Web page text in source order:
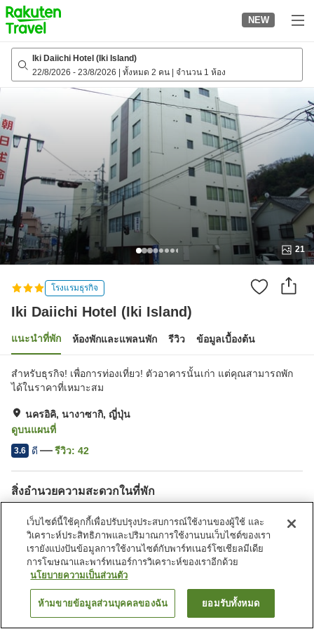
to
top
page
NEW
Iki Daiichi Hotel (Iki Island)
22/8/2026 - 23/8/2026 ทั้งหมด 2 คน จำนวน 1 ห้อง
21
โรงแรมธุรกิจ
Iki Daiichi Hotel (Iki Island)
แนะนำที่พัก ห้องพักและแพลนพัก รีวิว ข้อมูลเบื้องต้น
สำหรับธุรกิจ! เพื่อการท่องเที่ยว! ตัวอาคารนั้นเก่า แต่คุณสามารถพัก
ได้ในราคาที่เหมาะสม
นครอิคิ, นางาซากิ, ญี่ปุ่น
ดูบนแผนที่
3.6 ดี รีวิว: 42
สิ่งอำนวยความสะดวกในที่พัก
บริการส่งสินค้า
บริการโทรปลุก
หน้าแรก ญี่ปุ่น นางาซากิ นครอิคิ Iki Daiichi Hotel (Iki Island)
ค้นหาห้องพัก
เว็บไซต์นี้ใช้คุกกี้เพื่อปรับปรุงประสบการณ์ใช้งานของผู้ใช้ และ
วิเคราะห์ประสิทธิภาพและปริมาณการใช้งานบนเว็บไซต์ของเรา
เรายังแบ่งปันข้อมูลการใช้งานไซต์กับพาร์ทเนอร์โซเชียลมีเดีย
การโฆษณาและพาร์ทเนอร์การวิเคราะห์ของเราอีกด้วย
นโยบายความเป็นส่วนตัว
ห้ามขายข้อมูลส่วนบุคคลของฉัน ยอมรับทั้งหมด